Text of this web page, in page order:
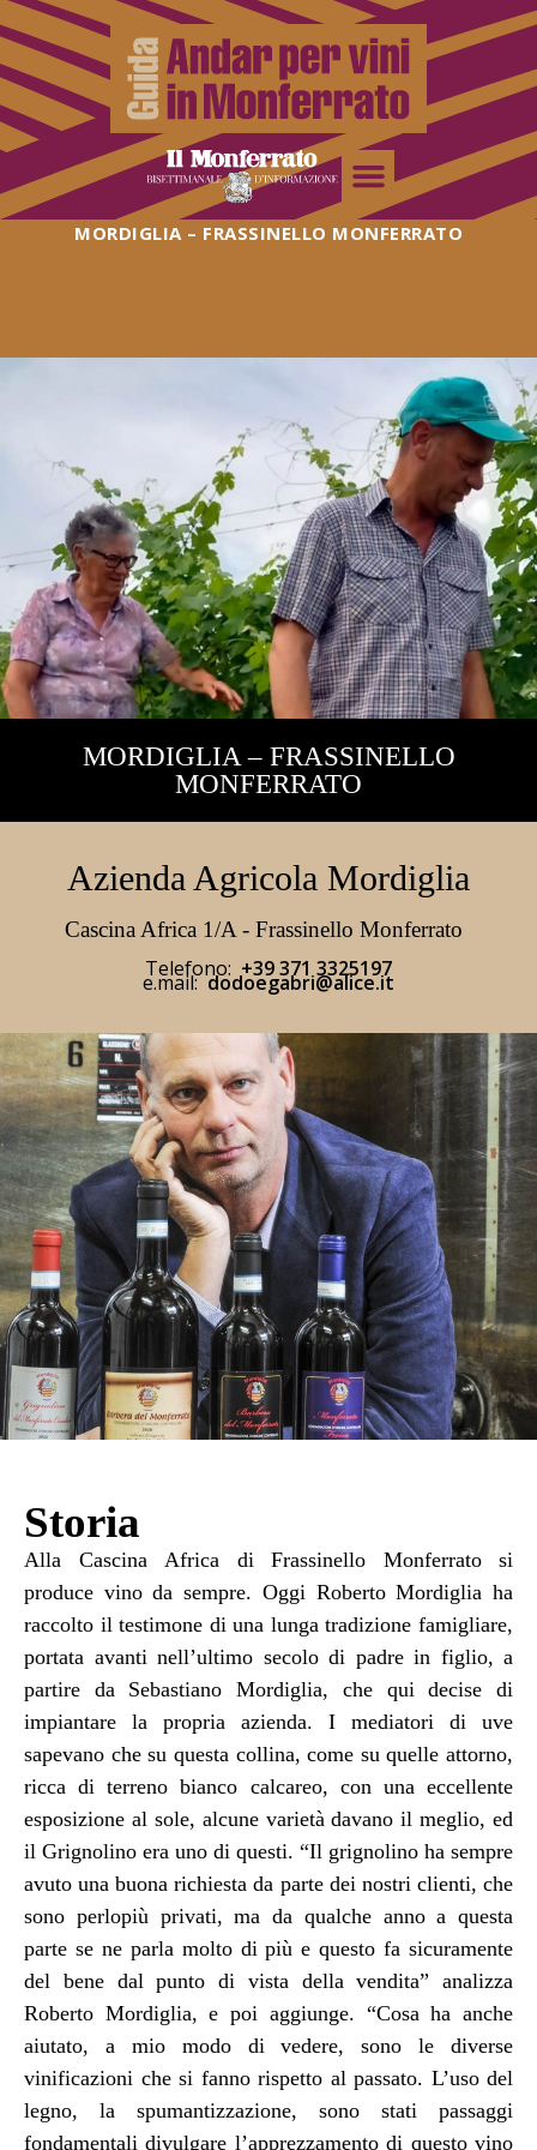
MORDIGLIA – FRASSINELLO MONFERRATO
MORDIGLIA – FRASSINELLO
MONFERRATO
Azienda Agricola Mordiglia
Cascina Africa 1/A - Frassinello Monferrato
Telefono: +39 371 3325197
e.mail: dodoegabri@alice.it
Storia
Alla Cascina Africa di Frassinello Monferrato si
produce vino da sempre. Oggi Roberto Mordiglia ha
raccolto il testimone di una lunga tradizione famigliare,
portata avanti nell’ultimo secolo di padre in figlio, a
partire da Sebastiano Mordiglia, che qui decise di
impiantare la propria azienda. I mediatori di uve
sapevano che su questa collina, come su quelle attorno,
ricca di terreno bianco calcareo, con una eccellente
esposizione al sole, alcune varietà davano il meglio, ed
il Grignolino era uno di questi. “Il grignolino ha sempre
avuto una buona richiesta da parte dei nostri clienti, che
sono perlopiù privati, ma da qualche anno a questa
parte se ne parla molto di più e questo fa sicuramente
del bene dal punto di vista della vendita” analizza
Roberto Mordiglia, e poi aggiunge. “Cosa ha anche
aiutato, a mio modo di vedere, sono le diverse
vinificazioni che si fanno rispetto al passato. L’uso del
legno, la spumantizzazione, sono stati passaggi
fondamentali divulgare l’apprezzamento di questo vino